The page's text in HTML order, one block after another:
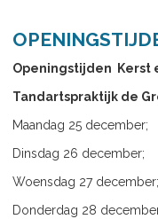
Openingstijden Kerst
Tandartspraktijk de
Maandag 25
Dinsdag 26
Woensdag 27
Donderdag 28